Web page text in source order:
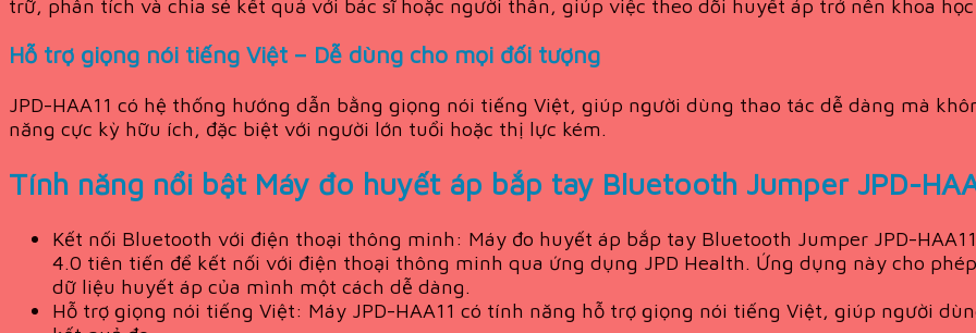
trữ, phân tích và chia sẻ kết quả với bác sĩ hoặc người thân, giúp việc theo dõi huyết áp trở nên khoa
Hỗ trợ giọng nói tiếng Việt – Dễ dùng cho mọi đối tượng
JPD-HAA11 có hệ thống hướng dẫn bằng giọng nói tiếng Việt, giúp người dùng thao tác dễ dàng mà
năng cực kỳ hữu ích, đặc biệt với người lớn tuổi hoặc thị lực kém.
Tính năng nổi bật Máy đo huyết áp bắp tay Bluetooth Jumper JPD-
Kết nối Bluetooth với điện thoại thông minh: Máy đo huyết áp bắp tay Bluetooth Jumper JPD-
4.0 tiên tiến để kết nối với điện thoại thông minh qua ứng dụng JPD Health. Ứng dụng này cho
dữ liệu huyết áp của mình một cách dễ dàng.
Hỗ trợ giọng nói tiếng Việt: Máy JPD-HAA11 có tính năng hỗ trợ giọng nói tiếng Việt, giúp người